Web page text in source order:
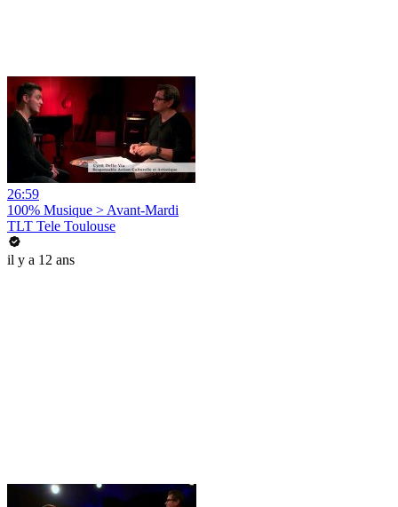
26:59
100% Musique > Avant-Mardi
TLT Tele Toulouse
il y a 12 ans